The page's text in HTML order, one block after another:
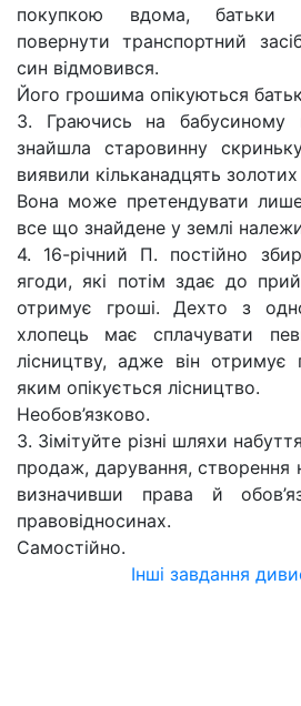
покупкою вдома, батьки
повернути транспортний
син відмовився.
Його грошима опікуються
3. Граючись на бабусиному
знайшла старовинну
виявили кільканадцять
Вона може претендувати
все що знайдене у землі
4. 16-річний П. постійно
ягоди, які потім здає до
отримує гроші. Дехто з
хлопець має сплачувати
лісництву, адже він отримує
яким опікується лісництво.
Необов’язково.
3. Зімітуйте різні шляхи
продаж, дарування, створення
визначивши права й
правовідносинах.
Самостійно.
Інші завдання